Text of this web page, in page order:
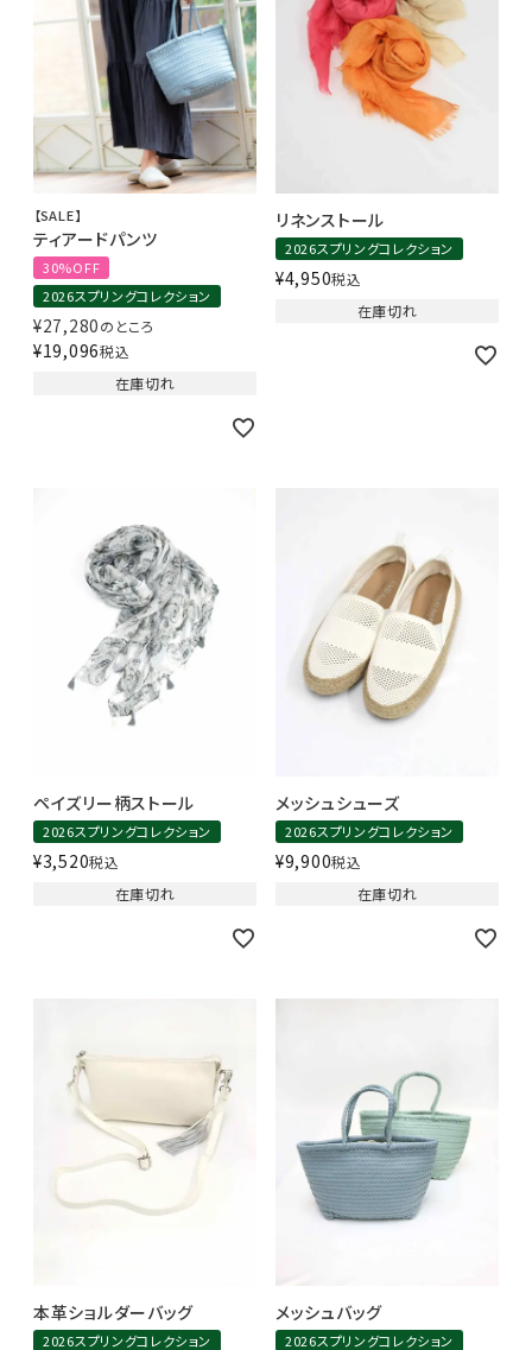
【SALE】
ティアードパンツ
30%OFF
2026スプリングコレクション
¥27,280のところ
¥19,096税込
在庫切れ
リネンストール
2026スプリングコレクション
¥4,950税込
在庫切れ
ペイズリー柄ストール
2026スプリングコレクション
¥3,520税込
在庫切れ
メッシュシューズ
2026スプリングコレクション
¥9,900税込
在庫切れ
本革ショルダーバッグ
2026スプリングコレクション
メッシュバッグ
2026スプリングコレクション